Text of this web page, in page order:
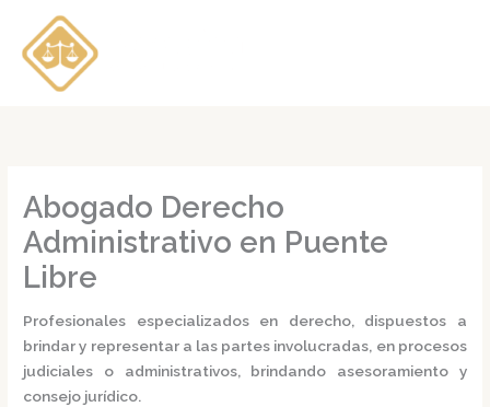
contenido
Abogado Derecho
Administrativo en Puente
Libre
Profesionales especializados en derecho, dispuestos a
brindar y representar a las partes involucradas, en procesos
judiciales o administrativos, brindando asesoramiento y
consejo jurídico.